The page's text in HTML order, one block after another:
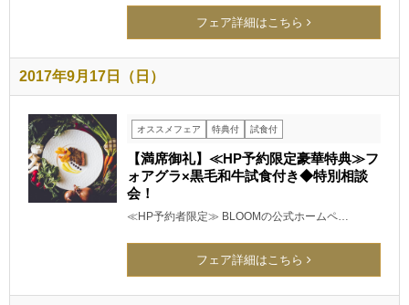
フェア詳細はこちら
2017年9月17日（日）
オススメフェア 特典付 試食付
【満席御礼】≪HP予約限定豪華特典≫フ
ォアグラ×黒毛和牛試食付き◆特別相談
会！
≪HP予約者限定≫ BLOOMの公式ホームペ…
フェア詳細はこちら